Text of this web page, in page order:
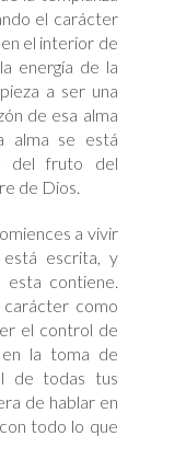
el carácter
el interior de
energía de la
a ser una
de esa alma
alma se está
del fruto del
de Dios.
a vivir
escrita, y
contiene.
como
el control de
la toma de
de todas tus
de hablar en
todo lo que